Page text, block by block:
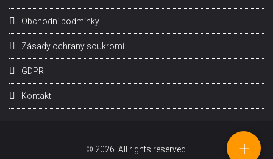
Obchodní podmínky
Zásady ochrany soukromí
GDPR
Kontakt
© 2026. All rights reserved. +